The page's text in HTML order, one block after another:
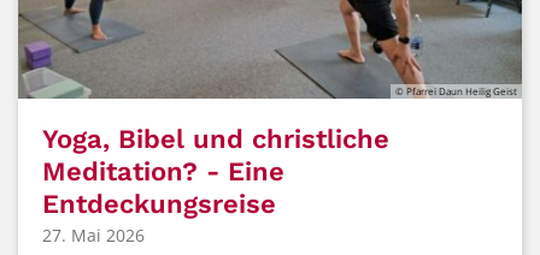
© Pfarrei Daun Heilig Geist
Yoga, Bibel und christliche
Meditation? - Eine
Entdeckungsreise
27. Mai 2026